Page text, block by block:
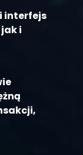
interfejs
i